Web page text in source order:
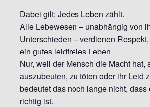
Dabei gilt: Jedes Leben zählt.
Alle Lebewesen – unabhängig von
Unterschieden – verdienen
ein gutes leidfreies Leben.
Nur, weil der Mensch die Macht hat,
auszubeuten, zu töten oder ihr Leid
bedeutet das noch lange nicht, dass
richtig ist.